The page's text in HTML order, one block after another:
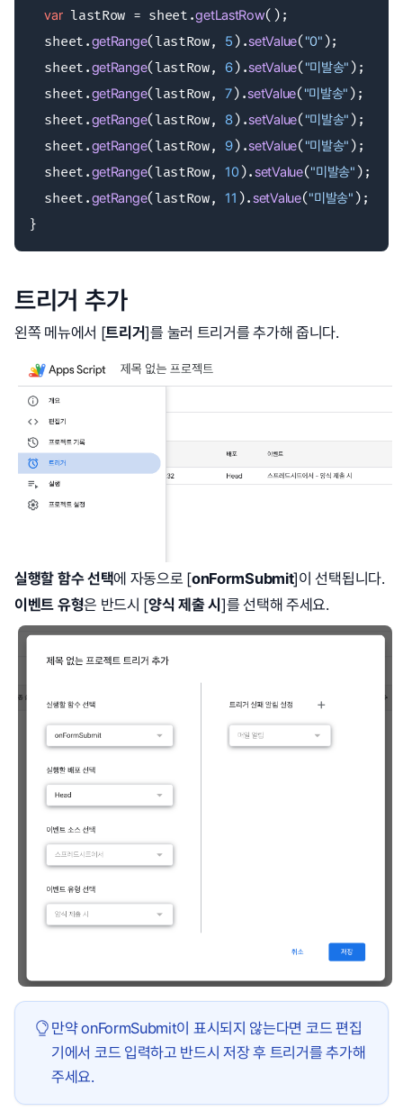
var lastRow = sheet.getLastRow();
  sheet.
getRange(lastRow, 5 ).setValue( "0" );
  sheet.
getRange(lastRow, 6).setValue( "미발송" );
  sheet.
getRange(lastRow, 7).setValue( "미발송" );
  sheet.
getRange(lastRow, 8).setValue( "미발송" );
  sheet.
getRange(lastRow, 9).setValue( "미발송" );
  sheet.
getRange(lastRow, 10).setValue("미발송" );
  sheet.
getRange(lastRow, 11 ).setValue("미발송" );
}
트리거 추가
왼쪽 메뉴에서 [트리거]를 눌러 트리거를 추가해 줍니다.
실행할 함수 선택에 자동으로 [onFormSubmit]이 선택됩니다.
이벤트 유형은 반드시 [양식 제출 시]를 선택해 주세요.
만약 onFormSubmit이 표시되지 않는다면 코드 편집
기에서 코드 입력하고 반드시 저장 후 트리거를 추가해
주세요.